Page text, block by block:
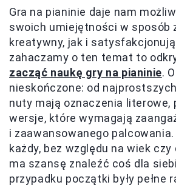
Gra na pianinie daje nam
swoich umiejętności w sposób
kreatywny, jak i
zahaczamy o ten temat to
zacząć naukę gry na pianinie.
nieskończone: od
nuty mają oznaczenia literowe,
wersje, które wymagają
i zaawansowanego
każdy, bez względu na wiek
ma szansę znaleźć coś dla
przypadku początki były pełne